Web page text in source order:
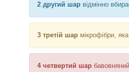
2 другий шар відмінно
3 третій шар мікрофібри,
4 четвертий шар